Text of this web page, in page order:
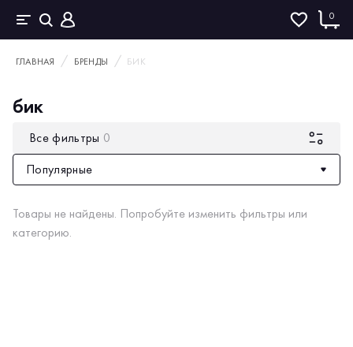
0
ГЛАВНАЯ БРЕНДЫ БИК
бик
Все фильтры 0
Популярные
Товары не найдены. Попробуйте изменить фильтры или
категорию.